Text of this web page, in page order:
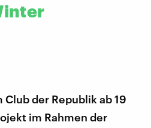
der Republik ab 19
im Rahmen der